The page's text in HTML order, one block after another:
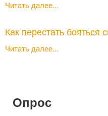
Читать далее...
Как перестать бояться
Читать далее...
Опрос